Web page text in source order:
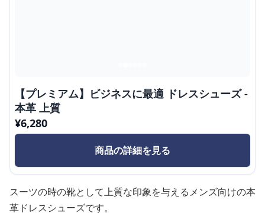
【プレミアム】ビジネスに最適 ドレスシューズ -
本革 上質
¥6,280
商品の詳細を見る
スーツの時の靴として上質な印象を与えるメンズ向けの本
革ドレスシューズです。